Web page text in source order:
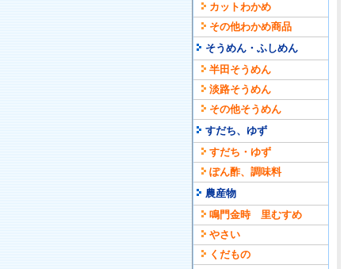
カットわかめ
その他わかめ商品
そうめん・ふしめん
半田そうめん
淡路そうめん
その他そうめん
すだち、ゆず
すだち・ゆず
ぽん酢、調味料
農産物
鳴門金時 里むすめ
やさい
くだもの